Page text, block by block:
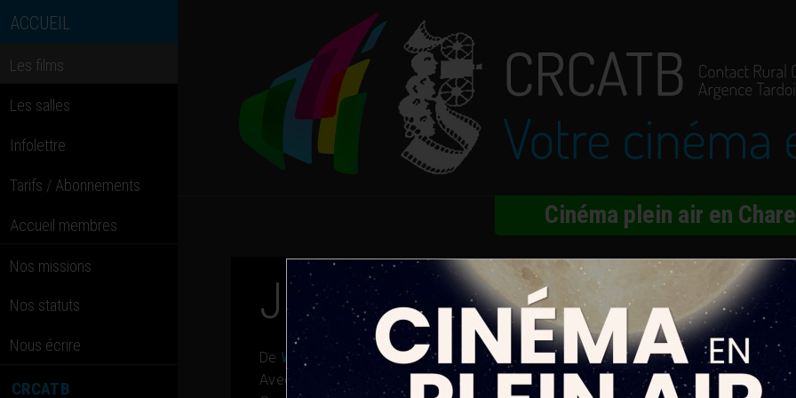
ACCUEIL
Les films
Les salles
Infolettre
Tarifs / Abonnements
Accueil membres
Nos missions
Nos statuts
Nous écrire
CRCATB
Cinéma plein air en
Je suis toujours là
De Walter Salles
Avec
Fernanda Montenegro, Fernanda Torres, Selton Mello